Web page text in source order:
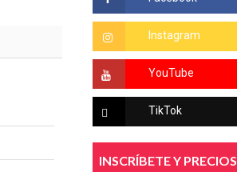
INSCRÍBETE Y PRECIOS